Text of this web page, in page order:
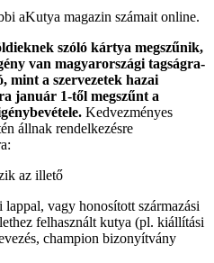
aKutya magazin számait online.
szóló kártya megszűnik,
van magyarországi tagságra-
mint a szervezetek hazai
január 1-től megszűnt a
Kedvezményes
állnak rendelkezésre
az illető
lappal, vagy honosított származási
felhasznált kutya (pl. kiállítási
champion bizonyítvány